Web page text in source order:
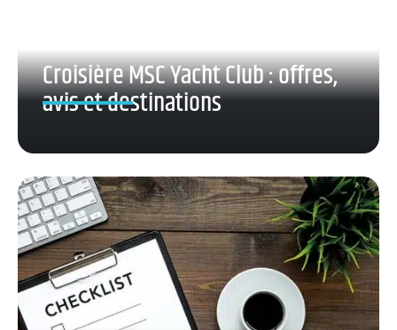
Croisière MSC Yacht Club : offres,
avis et destinations